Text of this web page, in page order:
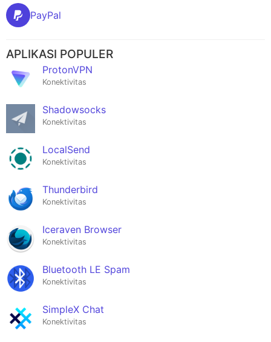
PayPal
APLIKASI POPULER
ProtonVPN
Konektivitas
Shadowsocks
Konektivitas
LocalSend
Konektivitas
Thunderbird
Konektivitas
Iceraven Browser
Konektivitas
Bluetooth LE Spam
Konektivitas
SimpleX Chat
Konektivitas